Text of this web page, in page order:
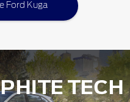
Ford Kuga
TECH